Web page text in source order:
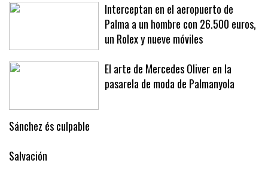
Interceptan en el aeropuerto de
Palma a un hombre con 26.500 euros,
un Rolex y nueve móviles
El arte de Mercedes Oliver en la
pasarela de moda de Palmanyola
Sánchez és culpable
Salvación